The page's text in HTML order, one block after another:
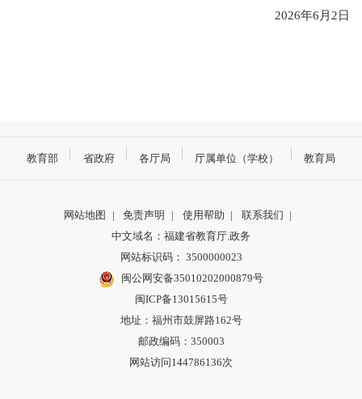
2026年6月2日
教育部 省政府 各厅局 厅属单位（学校） 教育局
网站地图 | 免责声明 | 使用帮助 | 联系我们 |
中文域名：福建省教育厅.政务
网站标识码： 3500000023
闽公网安备35010202000879号
闽ICP备13015615号
地址：福州市鼓屏路162号
邮政编码：350003
网站访问144786136次